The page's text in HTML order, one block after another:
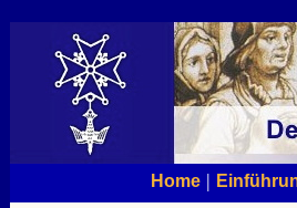
Home|